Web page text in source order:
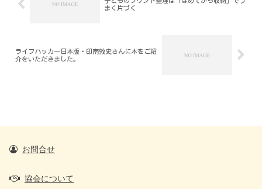
まく片づく
ライフハッカー日本版・印南敦史さんに本をご紹
介をいただきました。
お問合せ
協会について